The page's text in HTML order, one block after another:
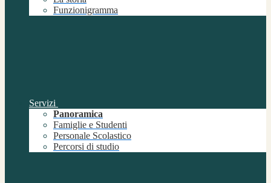
Funzionigramma
Servizi
Panoramica
Famiglie e Studenti
Personale Scolastico
Percorsi di studio